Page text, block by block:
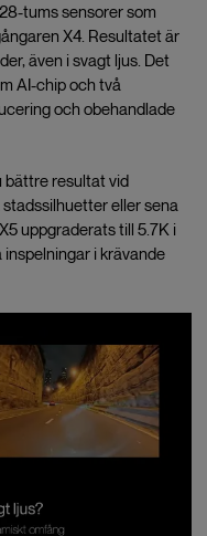
tums sensorer som
X4. Resultatet är
även i svagt ljus. Det
AI-chip och två
och obehandlade
bättre resultat vid
eller sena
uppgraderats till 5.7K i
i krävande